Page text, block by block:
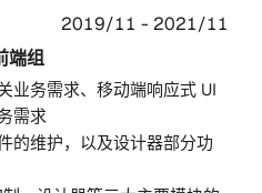
2019/11 - 2021/11
端组
业务需求、移动端响应式 UI
需求
的维护，以及设计器部分功